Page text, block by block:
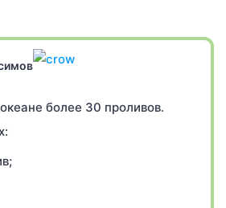
более 30 проливов.